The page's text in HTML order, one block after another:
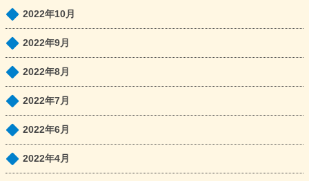
2022年10月
2022年9月
2022年8月
2022年7月
2022年6月
2022年4月